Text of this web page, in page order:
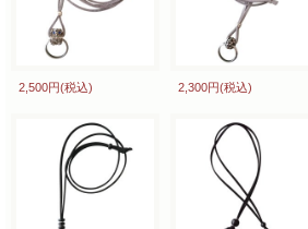
2,500円(税込) 2,300円(税込)